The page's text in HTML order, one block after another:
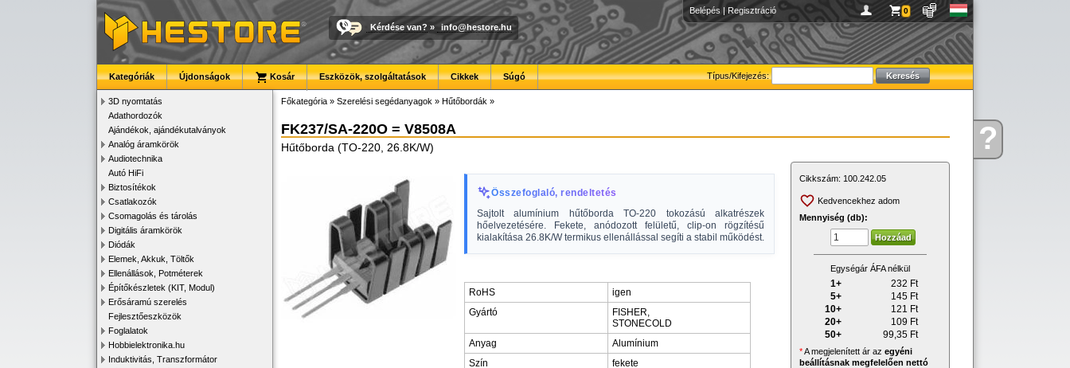
Kérdése?
Belépés | Regisztráció 0
Kérdése van? » info@hestore.hu
Típus/Kifejezés:
Kategóriák Újdonságok Kosár Eszközök, szolgáltatások Cikkek Súgó
3D nyomtatás
Adathordozók
Ajándékok, ajándékutalványok
Analóg áramkörök
Audiotechnika
Autó HiFi
Biztosítékok
Csatlakozók
Csomagolás és tárolás
Digitális áramkörök
Diódák
Elemek, Akkuk, Töltők
Ellenállások, Potméterek
Építőkészletek (KIT, Modul)
Erősáramú szerelés
Fejlesztőeszközök
Foglalatok
Hobbielektronika.hu
Induktivitás, Transzformátor
Főkategória » Szerelési segédanyagok » Hűtőbordák »
FK237/SA-220O = V8508A
Hűtőborda (TO-220, 26.8K/W)
Összefoglaló, rendeltetés
Sajtolt alumínium hűtőborda TO-220 tokozású alkatrészek
hőelvezetésére. Fekete, anódozott felületű, clip-on rögzítésű
kialakítása 26.8K/W termikus ellenállással segíti a stabil működést.
RoHS
igen
Gyártó
FISHER,
STONECOLD
Anyag
Alumínium
Szín
fekete
Cikkszám: 100.242.05
Kedvencekhez adom
Mennyiség (db):
Egységár ÁFA nélkül
1+ 232 Ft
5+
145 Ft
10+
121 Ft
20+
109 Ft
50+
99,35 Ft
*A megjelenített ár az egyéni
beállításnak megfelelően nettó